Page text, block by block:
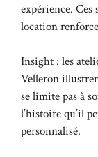
expérience.
location
Insight : les
Velleron
se limite pas à
l’histoire qu’il
personnalisé.